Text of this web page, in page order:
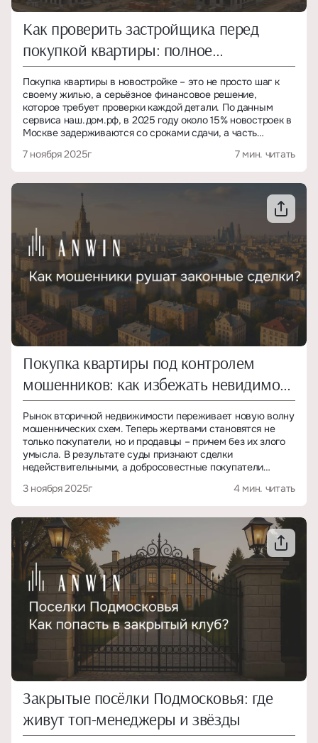
А в конце – чек-лист из 12 вопросов, которые стоит задать
перед покупкой.
Если вы планируете купить квартиру в клубном доме,
важно понимать, за что именно вы платите – за тип среды
или за красивое название в презентации.
Как проверить застройщика перед
покупкой квартиры: полное
руководство
Покупка квартиры в новостройке – это не просто шаг к
своему жилью, а серьёзное финансовое решение,
которое требует проверки каждой детали. По данным
сервиса наш.дом.рф, в 2025 году около 15% новостроек в
Москве задерживаются со сроками сдачи, а часть
разные: от нехватки финансирования до нарушений
Чтобы не стать жертвой обмана или долгостроя, важно
проверить застройщика перед покупкой квартиры. В этой
статье мы подготовили пошаговое руководство от
экспертов ANWIN, которое поможет убедиться в
надежности компании, проверить её финансовое
состояние и избежать рисков.
7 ноября 2025г 7 мин. читать
Покупка квартиры под контролем
мошенников: как избежать невидимой
ловушки
Рынок вторичной недвижимости переживает новую волну
мошеннических схем. Теперь жертвами становятся не
только покупатели, но и продавцы – причем без их злого
умысла. В результате суды признают сделки
недействительными, а добросовестные покупатели
3 ноября 2025г 4 мин. читать
Закрытые посёлки Подмосковья: где
живут топ-менеджеры и звёзды